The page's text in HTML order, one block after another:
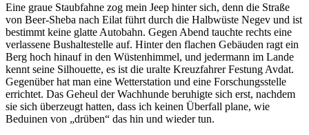
Eine graue Staubfahne zog mein Jeep hinter sich, denn die Straße
von Beer-Sheba nach Eilat führt durch die Halbwüste Negev und ist
bestimmt keine glatte Autobahn. Gegen Abend tauchte rechts eine
verlassene Bushaltestelle auf. Hinter den flachen Gebäuden ragt ein
Berg hoch hinauf in den Wüstenhimmel, und jedermann im Lande
kennt seine Silhouette, es ist die uralte Kreuzfahrer Festung Avdat.
Gegenüber hat man eine Wetterstation und eine Forschungsstelle
errichtet. Das Geheul der Wachhunde beruhigte sich erst, nachdem
sie sich überzeugt hatten, dass ich keinen Überfall plane, wie
Beduinen von
drüben
das hin und wieder tun.